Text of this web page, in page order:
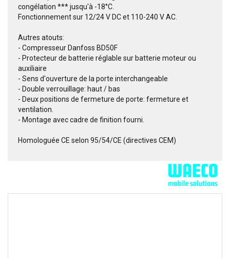
congélation *** jusqu'à -18°C.
Fonctionnement sur 12/24 V DC et 110-240 V AC.
Autres atouts:
- Compresseur Danfoss BD50F
- Protecteur de batterie réglable sur batterie moteur ou
auxiliaire
- Sens d'ouverture de la porte interchangeable
- Double verrouillage: haut / bas
- Deux positions de fermeture de porte: fermeture et
ventilation.
- Montage avec cadre de finition fourni.
Homologuée CE selon 95/54/CE (directives CEM)